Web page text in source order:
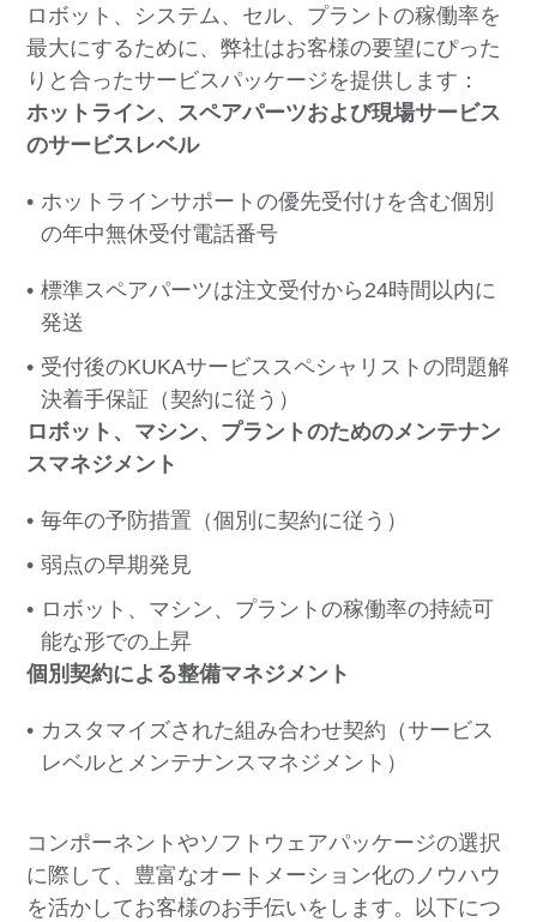
ロボット、システム、セル、プラントの稼働率を
最大にするために、弊社はお客様の要望にぴった
りと合ったサービスパッケージを提供します：
ホットライン、スペアパーツおよび現場サービス
のサービスレベル
ホットラインサポートの優先受付けを含む個別
の年中無休受付電話番号
標準スペアパーツは注文受付から24時間以内に
発送
受付後のKUKAサービススペシャリストの問題解
決着手保証 （契約に従う）
ロボット、マシン、プラントのためのメンテナン
スマネジメント
毎年の予防措置（個別に契約に従う）
弱点の早期発見
ロボット、マシン、プラントの稼働率の持続可
能な形での上昇
個別契約による整備マネジメント
カスタマイズされた組み合わせ契約（サービス
レベルとメンテナンスマネジメント）
コンポーネントやソフトウェアパッケージの選択
に際して、豊富なオートメーション化のノウハウ
を活かしてお客様のお手伝いをします。
以下につ